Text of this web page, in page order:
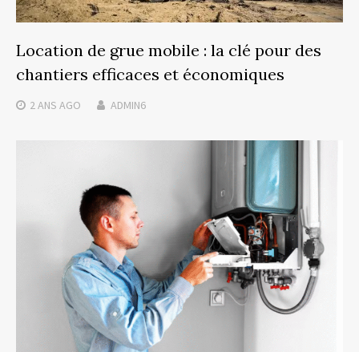
Location de grue mobile : la clé pour des
chantiers efficaces et économiques
2 ANS AGO ADMIN6